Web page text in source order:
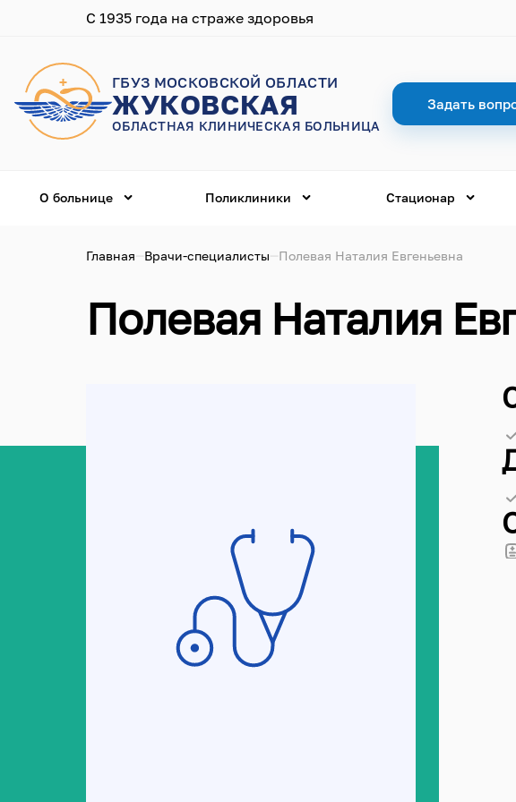
С 1935 года на страже здоровья
ГБУЗ МОСКОВСКОЙ ОБЛАСТИ
ЖУКОВСКАЯ
ОБЛАСТНАЯ КЛИНИЧЕСКАЯ БОЛЬНИЦА
Задать
О больнице Поликлиники Стационар
Главная Врачи-специалисты Полевая Наталия Евгеньевна
Полевая Наталия